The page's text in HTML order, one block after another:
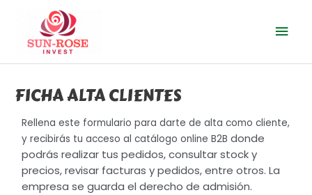
contenido
FICHA ALTA CLIENTES
Rellena este formulario para darte de alta como cliente,
y recibirás tu acceso al catálogo online B2Bdonde
podrás realizar tus pedidos, consultar stock y
precios, revisar facturas y pedidos, entre otros. La
empresa se guarda el derecho de admisión.